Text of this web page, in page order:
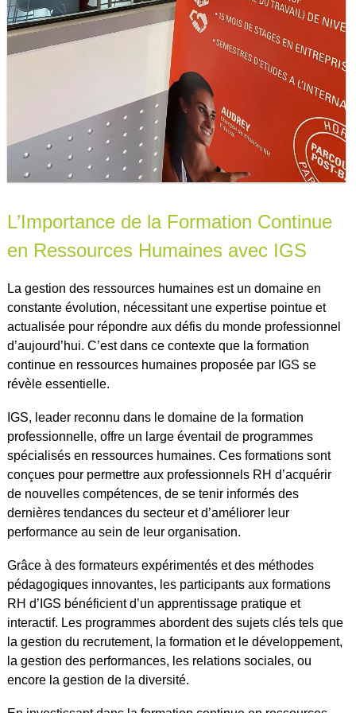
L’Importance de la Formation Continue
en Ressources Humaines avec IGS
La gestion des ressources humaines est un domaine en
constante évolution, nécessitant une expertise pointue et
actualisée pour répondre aux défis du monde professionnel
d’aujourd’hui. C’est dans ce contexte que la formation
continue en ressources humaines proposée par IGS se
révèle essentielle.
IGS, leader reconnu dans le domaine de la formation
professionnelle, offre un large éventail de programmes
spécialisés en ressources humaines. Ces formations sont
conçues pour permettre aux professionnels RH d’acquérir
de nouvelles compétences, de se tenir informés des
dernières tendances du secteur et d’améliorer leur
performance au sein de leur organisation.
Grâce à des formateurs expérimentés et des méthodes
pédagogiques innovantes, les participants aux formations
RH d’IGS bénéficient d’un apprentissage pratique et
interactif. Les programmes abordent des sujets clés tels que
la gestion du recrutement, la formation et le développement,
la gestion des performances, les relations sociales, ou
encore la gestion de la diversité.